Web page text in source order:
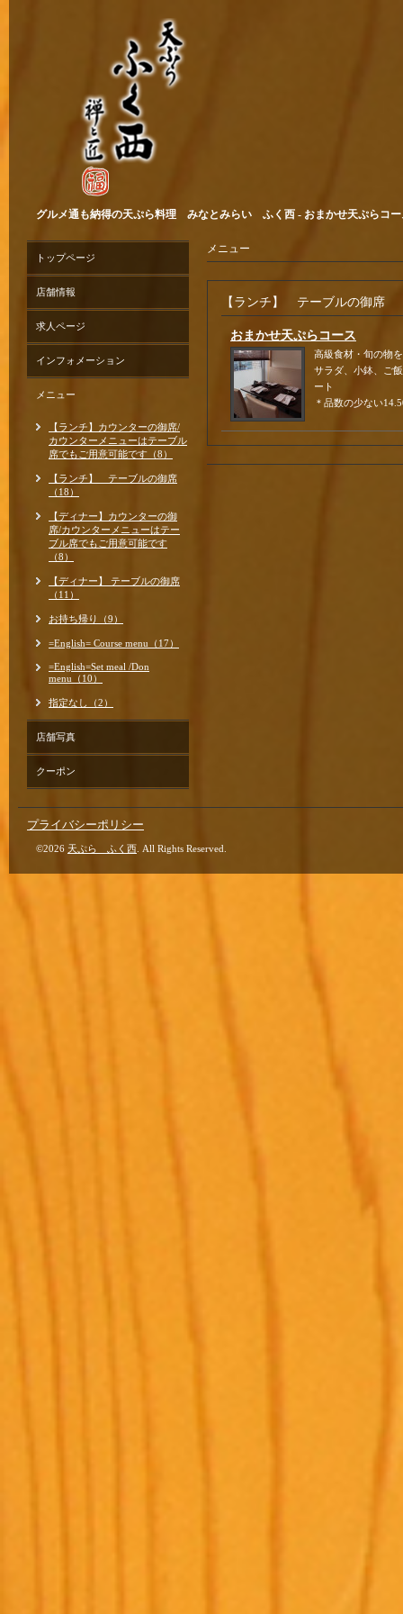
グルメ通も納得の天ぷら料理 みなとみらい ふく西 - おまかせ天ぷらコー
メニュー
【ランチ】 テーブルの御席
おまかせ天ぷらコース
高級食材・旬の物
サラダ、小鉢、ご
ート
＊品数の少ない
トップページ
店舗情報
求人ページ
インフォメーション
メニュー
【ランチ】カウンターの御席/
カウンターメニューはテーブル
席でもご用意可能です（8）
【ランチ】 テーブルの御席
（18）
【ディナー】カウンターの御
席/カウンターメニューはテー
ブル席でもご用意可能です
（8）
【ディナー】 テーブルの御席
（11）
お持ち帰り（9）
=English= Course menu（17）
=English=Set meal /Don
menu（10）
指定なし（2）
店舗写真
クーポン
プライバシーポリシー
©2026 天ぷら ふく西 . All Rights Reserved.